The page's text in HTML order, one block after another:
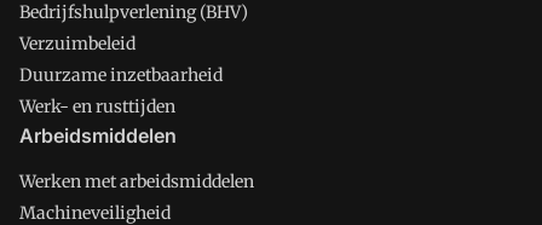
Bedrijfshulpverlening (BHV)
Verzuimbeleid
Duurzame inzetbaarheid
Werk- en rusttijden
Arbeidsmiddelen
Werken met arbeidsmiddelen
Machineveiligheid